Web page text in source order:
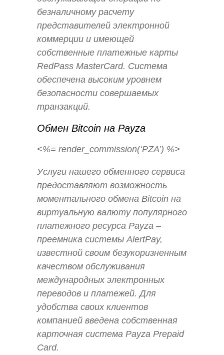
безналичному расчету
представителей электронной
коммерции и имеющей
собственные платежные карты
RedPass MasterCard. Система
обеспечена высоким уровнем
безопасности совершаемых
транзакций.
Обмен Bitcoin на Payza
<%= render_commission(‘PZA’) %>
Услуги нашего обменного сервиса
предоставляют возможность
моментального обмена Bitcoin на
виртуальную валюту популярного
платежного ресурса Payza –
преемника системы AlertPay,
известной своим безукоризненным
качеством обслуживания
международных электронных
переводов и платежей. Для
удобства своих клиентов
компанией введена собственная
карточная система Payza Prepaid
Card.